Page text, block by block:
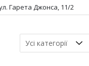
Гарета Джонса, 11/2